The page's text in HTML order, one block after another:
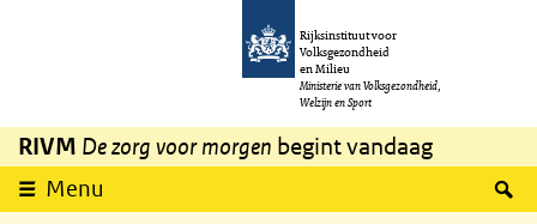
Overslaan en naar de inhoud gaan
Rijksinstituut voor
Volksgezondheid
en Milieu
Ministerie van Volksgezondheid,
Welzijn en Sport
RIVM De zorg voor morgen begint vandaag
Menu